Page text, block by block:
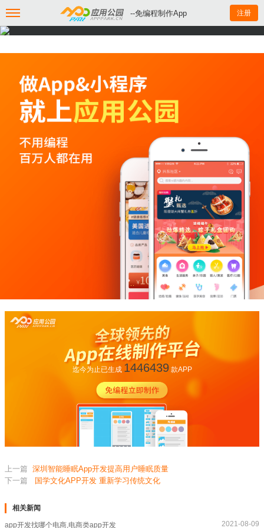
--免编程制作App 注册
迄今为止已生成 1446439款APP
上一篇 深圳智能睡眠App开发提高用户睡眠质量
下一篇
国学文化APP开发 重新学习传统文化
相关新闻
app开发找哪个电商,电商类app开发 2021-08-09